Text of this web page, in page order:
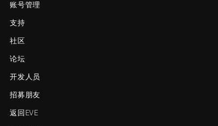
账号管理
支持
社区
论坛
开发人员
招募朋友
返回EVE